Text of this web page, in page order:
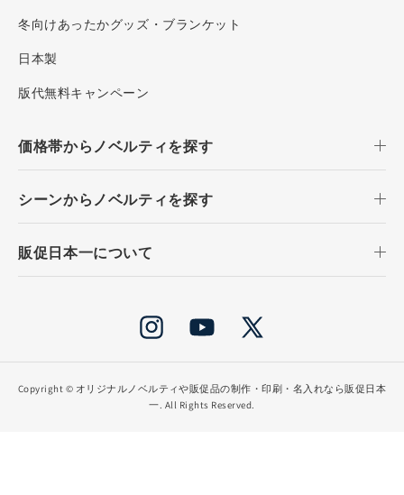
冬向けあったかグッズ・ブランケット
日本製
版代無料キャンペーン
価格帯からノベルティを探す
シーンからノベルティを探す
販促日本一について
InstagramYouTube
X
(Twitter)
Copyright © オリジナルノベルティや販促品の制作・印刷・名入れなら販促日本
一. All Rights Reserved.